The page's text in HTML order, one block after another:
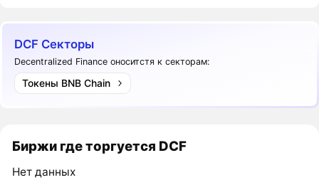
DCF Секторы
Decentralized Finance оноситстя к секторам:
Токены BNB Chain
Биржи где торгуется DCF
Нет данных